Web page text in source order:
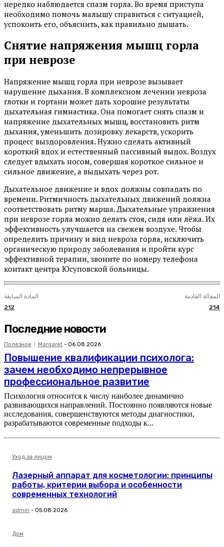
нередко наблюдается спазм горла. Во время приступа
необходимо помочь малышу справиться с ситуацией,
успокоить его, объяснить, как правильно дышать.
Снятие напряжения мышц горла
при неврозе
Напряжение мышц горла при неврозе вызывает
нарушение дыхания. В комплексном лечении невроза
глотки и гортани может дать хорошие результаты
дыхательная гимнастика. Она помогает снять спазм и
напряжение дыхательных мышц, восстановить ритм
дыхания, уменьшить дозировку лекарств, ускорить
процесс выздоровления. Нужно сделать активный
короткий вдох и естественный пассивный выдох. Воздух
следует вдыхать носом, совершая короткое сильное и
сильное движение, а выдыхать через рот.
Дыхательное движение и вдох должны совпадать по
времени. Ритмичность дыхательных движений должна
соответствовать ритму марша. Дыхательные упражнения
при неврозе горла можно делать стоя, сидя или лёжа. Их
эффективность улучшается на свежем воздухе. Чтобы
определить причину и вид невроза горла, исключить
органическую природу заболевания и пройти курс
эффективной терапии, звоните по номеру телефона
контакт центра Юсуповской больницы.
المادة السابقة
212
المقالة القادمة
214
Последние новости
Полезное Margaret - 06.08.2026
Повышение квалификации психолога:
зачем необходимо непрерывное
профессиональное развитие
Психология относится к числу наиболее динамично
развивающихся направлений. Постоянно появляются новые
исследования, совершенствуются методы диагностики,
разрабатываются современные подходы к...
Уход за лицом
Лазерный аппарат для косметологии: принципы
работы, критерии выбора и особенности
современных технологий
admin - 05.08.2026
Дом